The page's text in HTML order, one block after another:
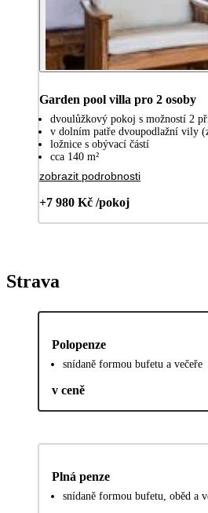
Garden pool villa pro 2 osoby
dvoulůžkový pokoj s možností 2
v dolním patře dvoupodlažní vily
ložnice s obývací částí
cca 140 m²
zobrazit podrobnosti
+7 980 Kč /pokoj
Strava
Polopenze
snídaně formou bufetu a večeře
v ceně
Plná penze
snídaně formou bufetu, oběd a